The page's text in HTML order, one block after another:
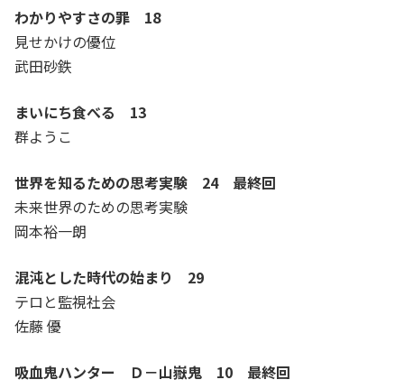
わかりやすさの罪 18
見せかけの優位
武田砂鉄
まいにち食べる 13
群ようこ
世界を知るための思考実験 24 最終回
未来世界のための思考実験
岡本裕一朗
混沌とした時代の始まり 29
テロと監視社会
佐藤 優
吸血鬼ハンター Ｄ－山嶽鬼 10 最終回